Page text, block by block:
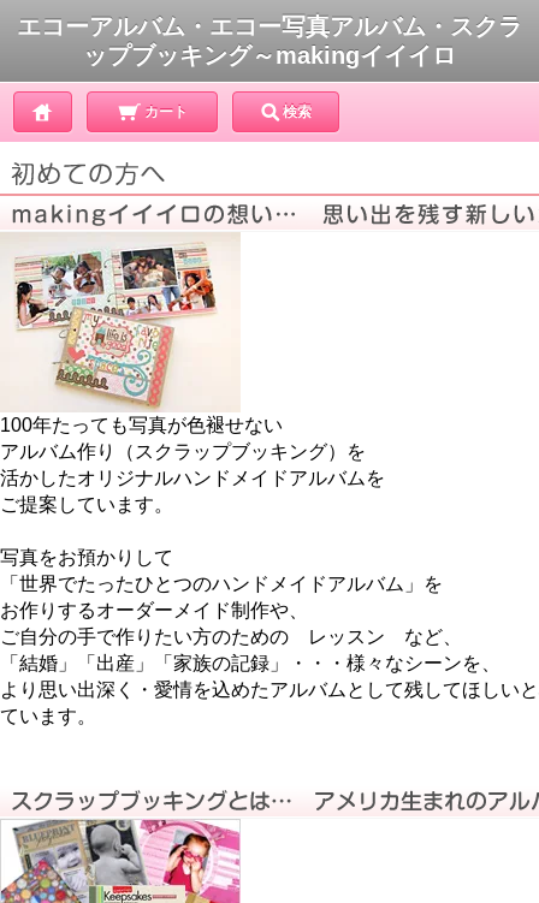
エコーアルバム・エコー写真アルバム・スクラ
ップブッキング～makingイイイロ
カート 検索
100年たっても写真が色褪せない
アルバム作り（スクラップブッキング）を
活かしたオリジナルハンドメイドアルバムを
ご提案しています。
写真をお預かりして
「世界でたったひとつのハンドメイドアルバム」を
お作りするオーダーメイド制作や、
ご自分の手で作りたい方のための レッスン など、
「結婚」「出産」「家族の記録」・・・様々なシーンを、
より思い出深く・愛情を込めたアルバムとして残してほしい
ています。